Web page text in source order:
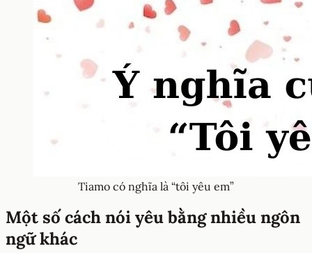
Tiamo có nghĩa là “tôi yêu em”
Một số cách nói yêu bằng nhiều ngôn
ngữ khác